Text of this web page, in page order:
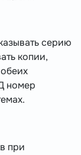
серию
копии,
номер
при